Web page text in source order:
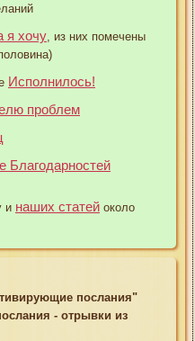
я хочу , из них помечены
Исполнилось!
проблем
Благодарностей
и наших статей около
послания"
- отрывки из